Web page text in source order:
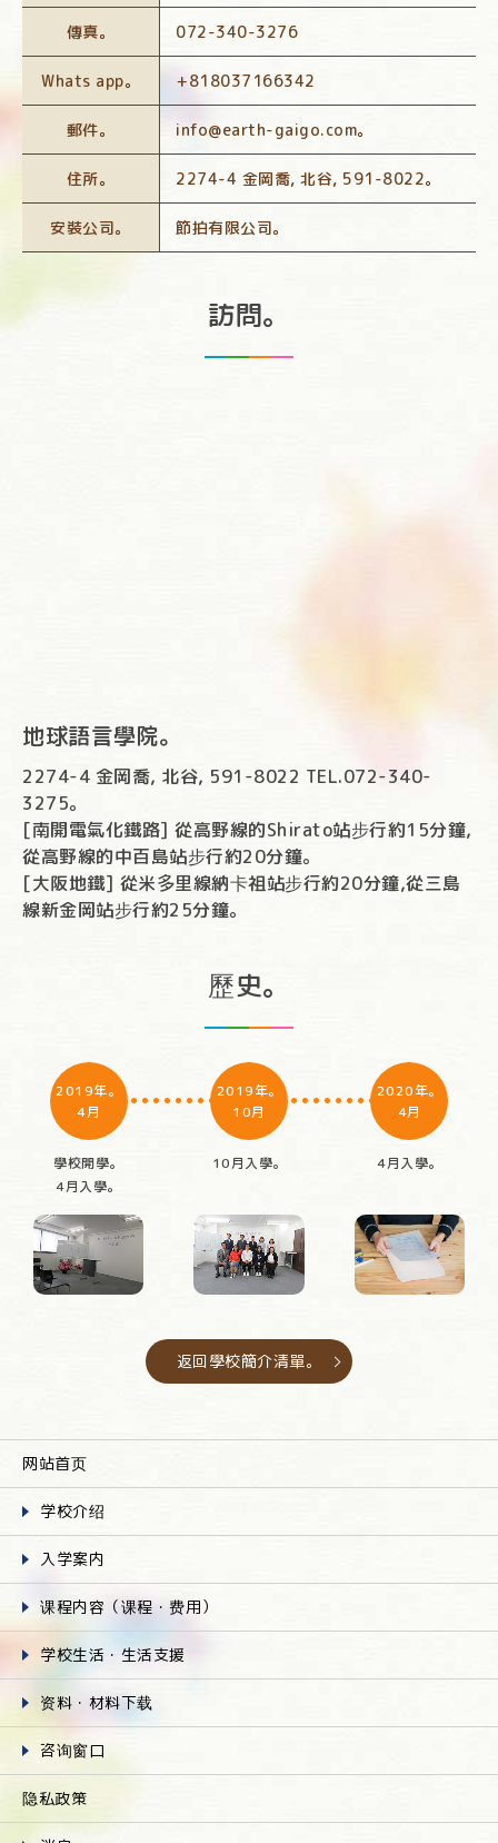
傳真。 072-340-3276
Whats app。 +818037166342
郵件。 info@earth-gaigo.com。
住所。 2274-4 金岡喬, 北谷, 591-8022。
安裝公司。 節拍有限公司。
訪問。
地球語言學院。
2274-4 金岡喬, 北谷, 591-8022 TEL.072-340-
3275。
[南開電氣化鐵路] 從高野線的Shirato站步行約15分鐘,
從高野線的中百島站步行約20分鐘。
[大阪地鐵] 從米多里線納卡祖站步行約20分鐘,從三島
線新金岡站步行約25分鐘。
歷史。
2019年。
4月
學校開學。
4月入學。
2019年。
10月
10月入學。
2020年。
4月
4月入學。
返回學校簡介清單。
网站首页
学校介绍
入学案内
课程内容（课程・费用）
学校生活・生活支援
资料・材料下载
咨询窗口
隐私政策